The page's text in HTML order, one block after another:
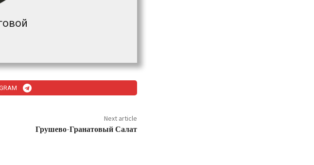
Next article
Грушево-Гранатовый Салат